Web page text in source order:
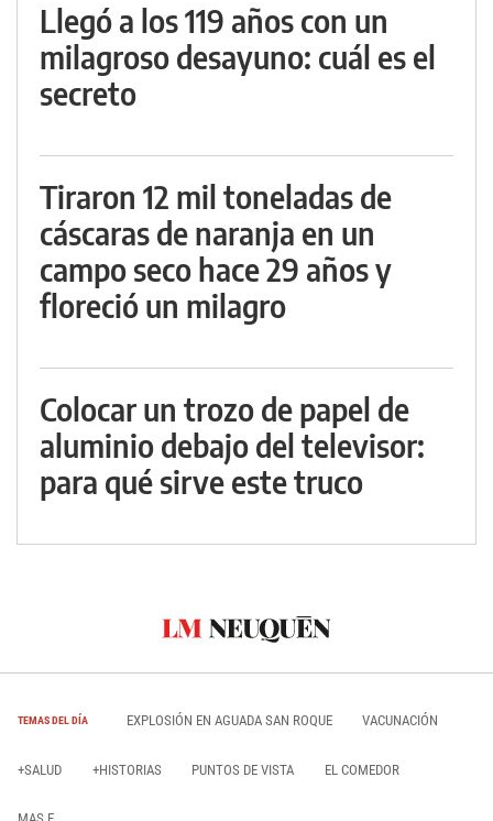
Llegó a los 119 años con un
milagroso desayuno: cuál es el
secreto
Tiraron 12 mil toneladas de
cáscaras de naranja en un
campo seco hace 29 años y
floreció un milagro
Colocar un trozo de papel de
aluminio debajo del televisor:
para qué sirve este truco
TEMAS DEL DÍA EXPLOSIÓN EN AGUADA SAN ROQUE VACUNACIÓN
+SALUD +HISTORIAS PUNTOS DE VISTA EL COMEDOR